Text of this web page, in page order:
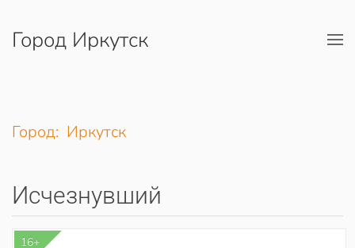
Перейти к содержимому
Город Иркутск
Город: Иркутск
Исчезнувший
16+